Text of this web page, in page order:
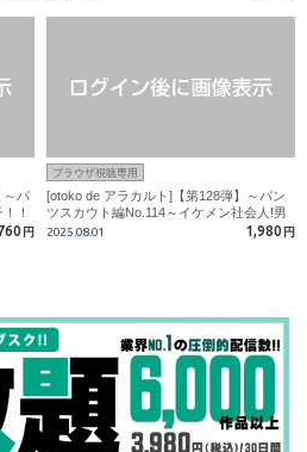
～パ
！
がチ
円
ブラウザ視聴専用
[otoko de アラカルト]【第128弾】～パン
ツスカウト編No.114～イケメン社会人!男
のフェラでビンビン!!
2025.08.01 1,980 円